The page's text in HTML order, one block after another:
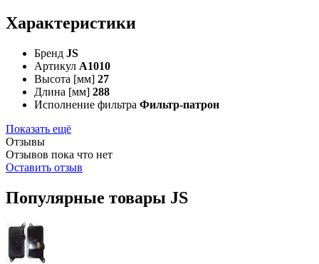
Характеристики
Бренд JS
Артикул A1010
Высота [мм] 27
Длина [мм] 288
Исполнение фильтра Фильтр-патрон
Показать ещё
Отзывы
Отзывов пока что нет
Оставить отзыв
Популярные товары JS